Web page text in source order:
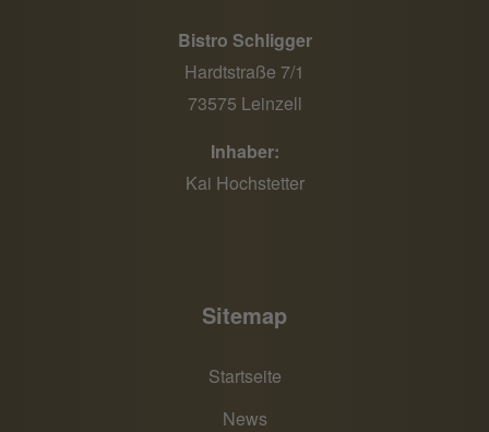
Bistro Schligger
Hardtstraße 7/1
73575 Leinzell
Inhaber:
Kai Hochstetter
Sitemap
Startseite
News